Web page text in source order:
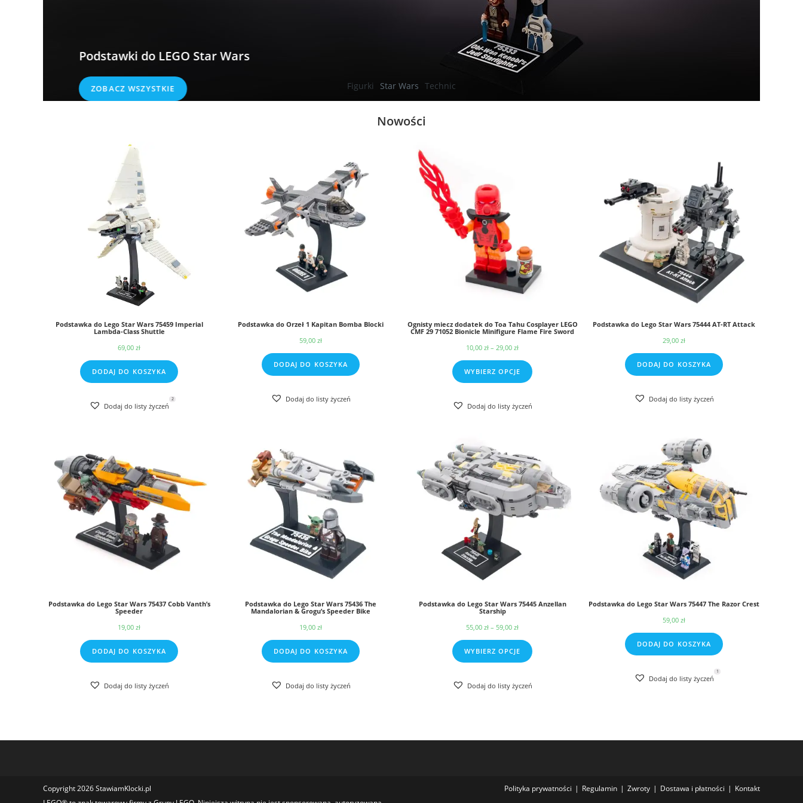
Podstawki do LEGO Star Wars
ZOBACZ WSZYSTKIE Figurki Star Wars Technic
Nowości
Podstawka do Lego Star Wars 75459 Imperial
Lambda-Class Shuttle
69,00 zł
DODAJ DO KOSZYKA
Dodaj do listy życzeń
2
Podstawka do Orzeł 1 Kapitan Bomba Blocki
59,00 zł
DODAJ DO KOSZYKA
Dodaj do listy życzeń
Ognisty miecz dodatek do Toa Tahu Cosplayer LEGO
CMF 29 71052 Bionicle Minifigure Flame Fire Sword
10,00 zł – 29,00 złZakres
cen:
od
do
WYBIERZ OPCJE
Dodaj do listy życzeń
Podstawka do Lego Star Wars 75444 AT-RT Attack
29,00 zł
DODAJ DO KOSZYKA
Dodaj do listy życzeń
Podstawka do Lego Star Wars 75437 Cobb Vanth’s
Speeder
19,00 zł
DODAJ DO KOSZYKA
Dodaj do listy życzeń
Podstawka do Lego Star Wars 75436 The
Mandalorian & Grogu’s Speeder Bike
19,00 zł
DODAJ DO KOSZYKA
Dodaj do listy życzeń
Podstawka do Lego Star Wars 75445 Anzellan
Starship
55,00 zł – 59,00 złZakres
cen:
od
do
WYBIERZ OPCJE
Dodaj do listy życzeń
Podstawka do Lego Star Wars 75447 The Razor Crest
59,00 zł
DODAJ DO KOSZYKA
Dodaj do listy życzeń
1
Polityka prywatności Regulamin Zwroty Dostawa i płatności Kontakt
Copyright 2026 StawiamKlocki.pl